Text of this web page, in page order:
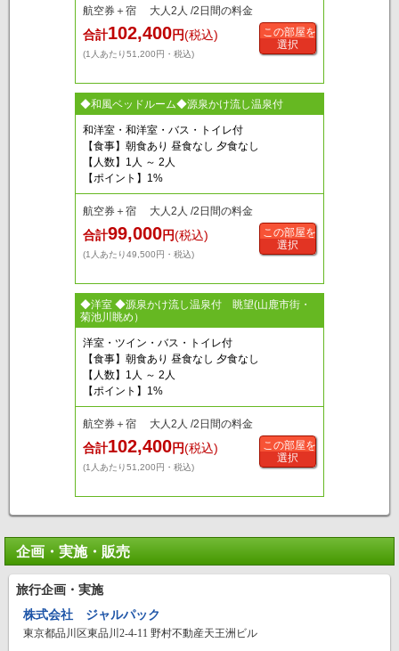
航空券＋宿 大人2人 /2日間の料金
合計102,400円(税込)
(1人あたり51,200円・税込)
この部屋を
選択
◆和風ベッドルーム◆源泉かけ流し温泉付
和洋室・和洋室・バス・トイレ付
【食事】朝食あり 昼食なし 夕食なし
【人数】1人 ～ 2人
【ポイント】1%
航空券＋宿 大人2人 /2日間の料金
合計99,000円(税込)
(1人あたり49,500円・税込)
この部屋を
選択
◆洋室 ◆源泉かけ流し温泉付 眺望(山鹿市街・
菊池川眺め）
洋室・ツイン・バス・トイレ付
【食事】朝食あり 昼食なし 夕食なし
【人数】1人 ～ 2人
【ポイント】1%
航空券＋宿 大人2人 /2日間の料金
合計102,400円(税込)
(1人あたり51,200円・税込)
この部屋を
選択
企画・実施・販売
旅行企画・実施
株式会社 ジャルパック
東京都品川区東品川2-4-11 野村不動産天王洲ビル